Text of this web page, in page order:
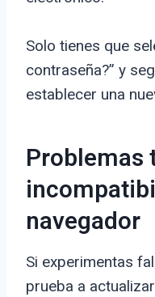
Solo tienes que
contraseña?” y
establecer una
Problemas
navegador
Si experimentas
prueba a